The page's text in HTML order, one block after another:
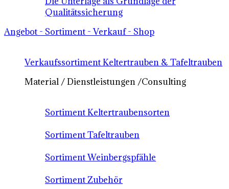
Qualitätssicherung
Angebot - Sortiment - Verkauf - Shop
Verkaufssortiment Keltertrauben & Tafeltrauben
Material / Dienstleistungen /Consulting
Sortiment Keltertraubensorten
Sortiment Tafeltrauben
Sortiment Weinbergspfähle
Sortiment Zubehör